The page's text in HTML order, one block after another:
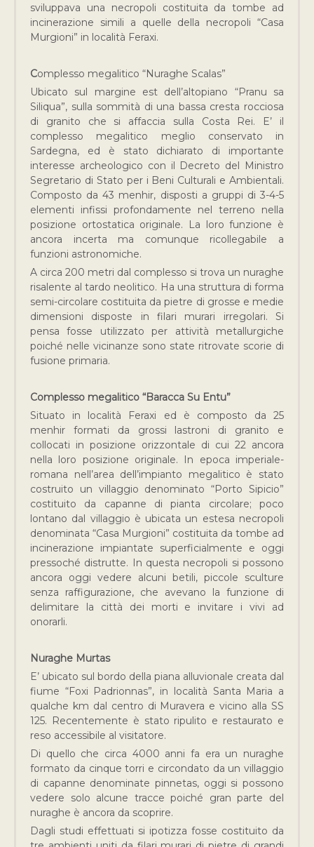
sviluppava una necropoli costituita da tombe ad
incinerazione simili a quelle della necropoli “Casa
Murgioni” in località Feraxi.
Complesso megalitico “Nuraghe Scalas”
Ubicato sul margine est dell’altopiano “Pranu sa
Siliqua”, sulla sommità di una bassa cresta rocciosa
di granito che si affaccia sulla Costa Rei. E’ il
complesso megalitico meglio conservato in
Sardegna, ed è stato dichiarato di importante
interesse archeologico con il Decreto del Ministro
Segretario di Stato per i Beni Culturali e Ambientali.
Composto da 43 menhir, disposti a gruppi di 3-4-5
elementi infissi profondamente nel terreno nella
posizione ortostatica originale. La loro funzione è
ancora incerta ma comunque ricollegabile a
funzioni astronomiche.
A circa 200 metri dal complesso si trova un nuraghe
risalente al tardo neolitico. Ha una struttura di forma
semi-circolare costituita da pietre di grosse e medie
dimensioni disposte in filari murari irregolari. Si
pensa fosse utilizzato per attività metallurgiche
poiché nelle vicinanze sono state ritrovate scorie di
fusione primaria.
Complesso megalitico “Baracca Su Entu”
Situato in località Feraxi ed è composto da 25
menhir formati da grossi lastroni di granito e
collocati in posizione orizzontale di cui 22 ancora
nella loro posizione originale. In epoca imperiale-
romana nell’area dell’impianto megalitico è stato
costruito un villaggio denominato “Porto Sipicio”
costituito da capanne di pianta circolare; poco
lontano dal villaggio è ubicata un estesa necropoli
denominata “Casa Murgioni” costituita da tombe ad
incinerazione impiantate superficialmente e oggi
pressoché distrutte. In questa necropoli si possono
ancora oggi vedere alcuni betili, piccole sculture
senza raffigurazione, che avevano la funzione di
delimitare la città dei morti e invitare i vivi ad
onorarli.
Nuraghe Murtas
E’ ubicato sul bordo della piana alluvionale creata dal
fiume “Foxi Padrionnas”, in località Santa Maria a
qualche km dal centro di Muravera e vicino alla SS
125. Recentemente è stato ripulito e restaurato e
reso accessibile al visitatore.
Di quello che circa 4000 anni fa era un nuraghe
formato da cinque torri e circondato da un villaggio
di capanne denominate pinnetas, oggi si possono
vedere solo alcune tracce poiché gran parte del
nuraghe è ancora da scoprire.
Dagli studi effettuati si ipotizza fosse costituito da